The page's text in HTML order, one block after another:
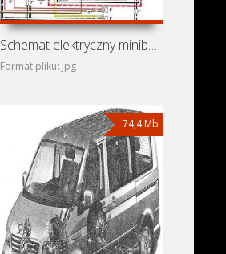
Schemat elektryczny minibusa Volkswagen Transporter T2
Format pliku: jpg
74,4 Mb